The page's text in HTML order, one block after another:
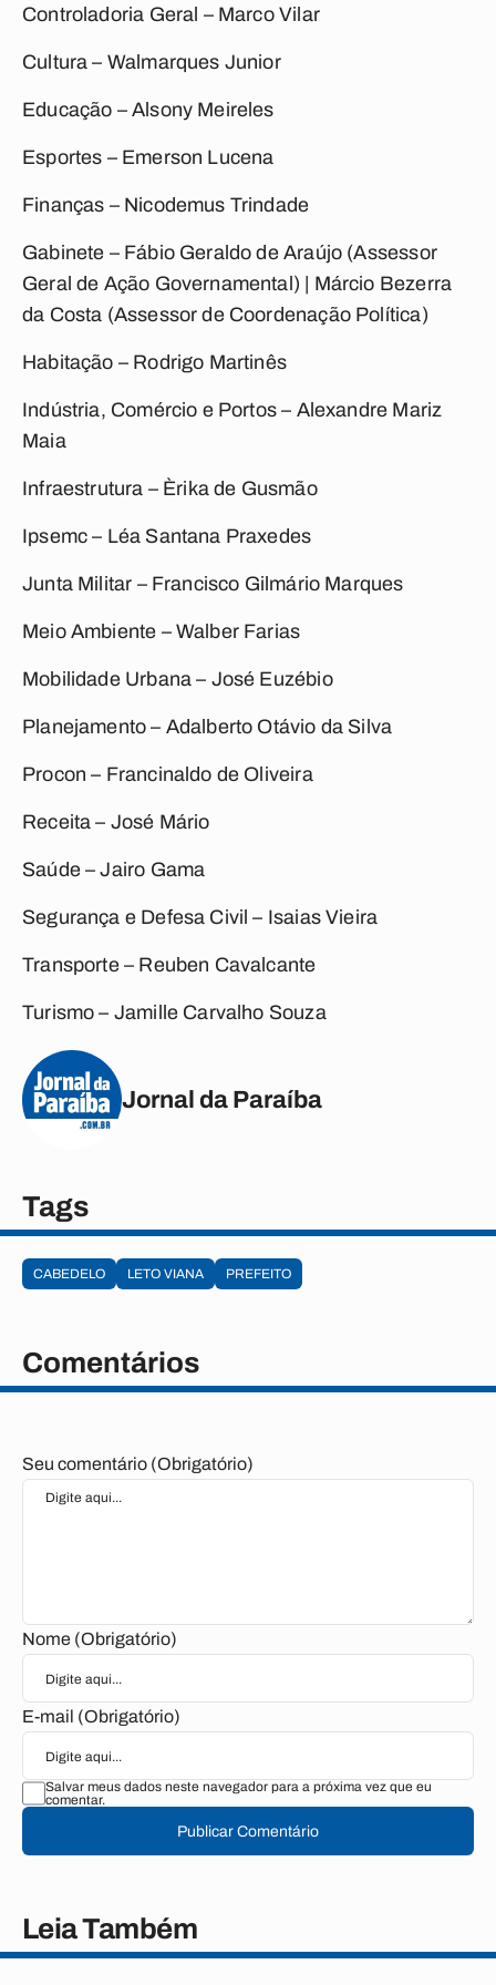
Controladoria Geral – Marco Vilar
Cultura – Walmarques Junior
Educação – Alsony Meireles
Esportes – Emerson Lucena
Finanças – Nicodemus Trindade
Gabinete – Fábio Geraldo de Araújo (Assessor
Geral de Ação Governamental) | Márcio Bezerra
da Costa (Assessor de Coordenação Política)
Habitação – Rodrigo Martinês
Indústria, Comércio e Portos – Alexandre Mariz
Maia
Infraestrutura – Èrika de Gusmão
Ipsemc – Léa Santana Praxedes
Junta Militar – Francisco Gilmário Marques
Meio Ambiente – Walber Farias
Mobilidade Urbana – José Euzébio
Planejamento – Adalberto Otávio da Silva
Procon – Francinaldo de Oliveira
Receita – José Mário
Saúde – Jairo Gama
Segurança e Defesa Civil – Isaias Vieira
Transporte – Reuben Cavalcante
Turismo – Jamille Carvalho Souza
Jornal da Paraíba
Tags
CABEDELO LETO VIANA PREFEITO
Comentários
Seu comentário (Obrigatório)
Nome (Obrigatório)
E-mail (Obrigatório)
Salvar meus dados neste navegador para a próxima vez que eu
comentar.
Publicar Comentário
Leia Também